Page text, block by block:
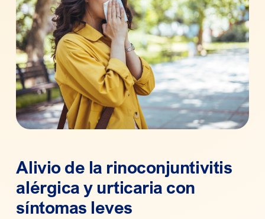
Alivio de la rinoconjuntivitis
alérgica y urticaria con
síntomas leves